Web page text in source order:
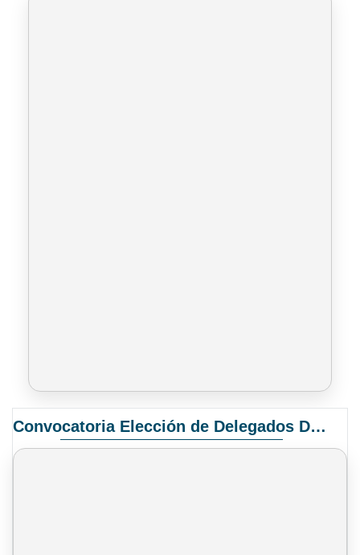
Convocatoria Elección de Delegados Docentes para el XIV Congreso Nacional de Universidades